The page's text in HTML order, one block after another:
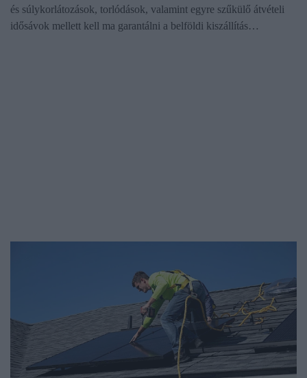
és súlykorlátozások, torlódások, valamint egyre szűkülő átvételi
idősávok mellett kell ma garantálni a belföldi kiszállítás…